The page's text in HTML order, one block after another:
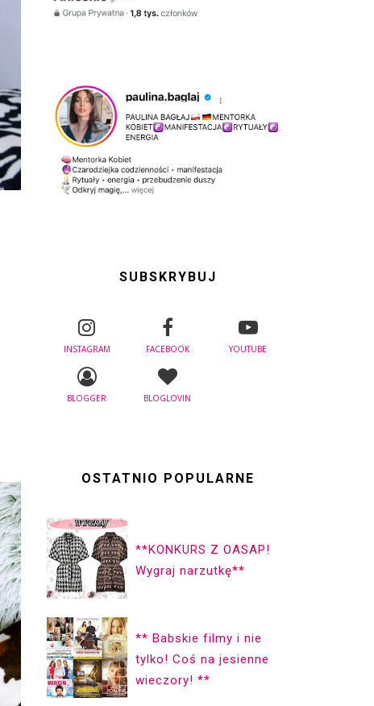
SUBSKRYBUJ
INSTAGRAM FACEBOOK YOUTUBE
BLOGGER BLOGLOVIN
OSTATNIO POPULARNE
**KONKURS Z OASAP!
Wygraj narzutkę**
** Babskie filmy i nie
tylko! Coś na jesienne
wieczory! **